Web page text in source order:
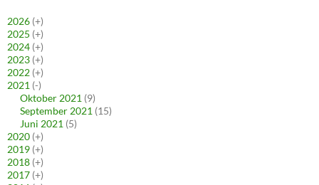
2026 (+)
2025 (+)
2024 (+)
2023 (+)
2022 (+)
2021 (-)
Oktober 2021 (9)
September 2021 (15)
Juni 2021 (5)
2020 (+)
2019 (+)
2018 (+)
2017 (+)